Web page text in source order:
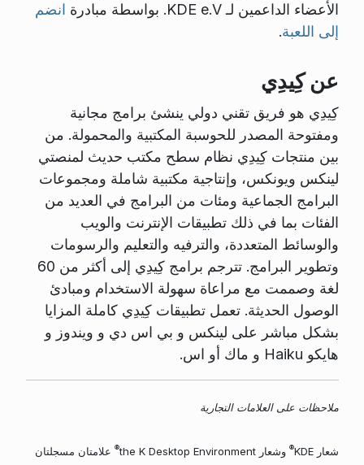
الأعضاء الداعمين لـ KDE e.V. بواسطة مبادرة
انضم
إلى اللعبة.
عن كِيدِي
كِيدِي هو فريق تقني دولي ينشئ برامج مجانية
ومفتوحة المصدر للحوسبة المكتبية والمحمولة. من
بين منتجات كِيدِي نظام سطح مكتب حديث لمنصتي
لينكس ويونكس، وإنتاجية مكتبية شاملة ومجموعات
البرامج الجماعية ومئات من البرامج في العديد من
الفئات بما في ذلك تطبيقات الإنترنت والويب
والوسائط المتعددة، والترفيه والتعليم والرسومات
وتطوير البرامج. تترجم برامج كِيدِي إلى أكثر من 60
لغة وصممت مع مراعاة سهولة الاستخدام ومبادئ
الوصول الحديثة. تعمل تطبيقات كِيدِي كاملة المزايا
بشكل مباشر على لينكس و بي اس دي و ويندوز و
هايكو Haiku و ماك أو اس.
ملاحظات على العلامات التجارية
شعار KDE ® وشعار the K Desktop Environment ® علامتان مسجلتان